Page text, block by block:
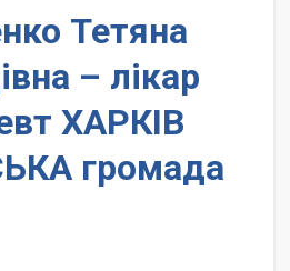
Тетяна
– лікар
ХАРКІВ
громада